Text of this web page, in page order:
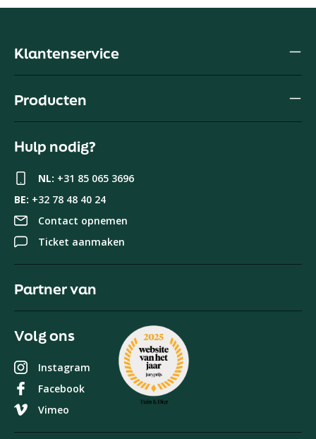
Volg ons
Instagram
Facebook
Vimeo
Klantenservice
Producten
Hulp nodig?
NL: +31 85 065 3696
BE: +32 78 48 40 24
Contact opnemen
Ticket aanmaken
Partner van